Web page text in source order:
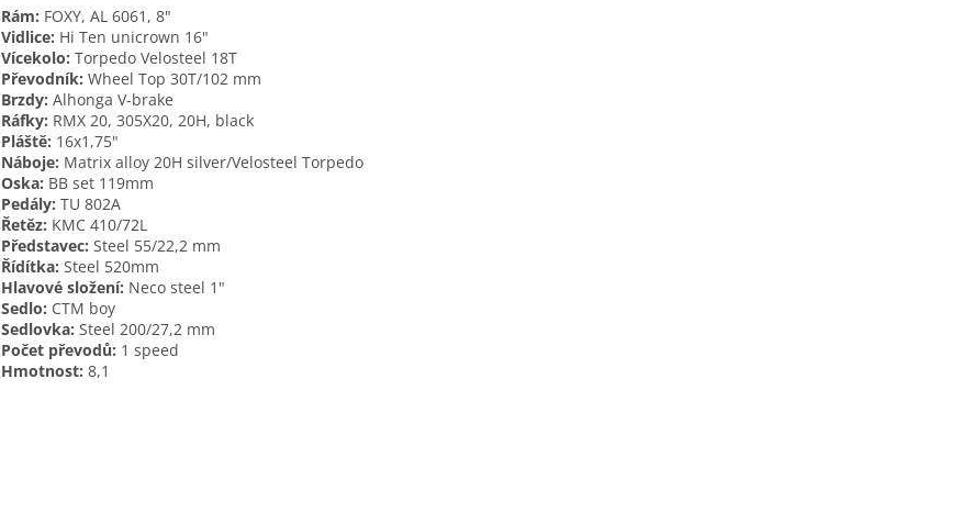
Rám: FOXY, AL 6061, 8"
Vidlice: Hi Ten unicrown 16"
Vícekolo: Torpedo Velosteel 18T
Převodník: Wheel Top 30T/102 mm
Brzdy: Alhonga V-brake
Ráfky: RMX 20, 305X20, 20H, black
Pláště: 16x1,75"
Náboje: Matrix alloy 20H silver/Velosteel Torpedo
Oska: BB set 119mm
Pedály: TU 802A
Řetěz: KMC 410/72L
Představec: Steel 55/22,2 mm
Řídítka: Steel 520mm
Hlavové složení: Neco steel 1"
Sedlo: CTM boy
Sedlovka: Steel 200/27,2 mm
Počet převodů: 1 speed
Hmotnost: 8,1